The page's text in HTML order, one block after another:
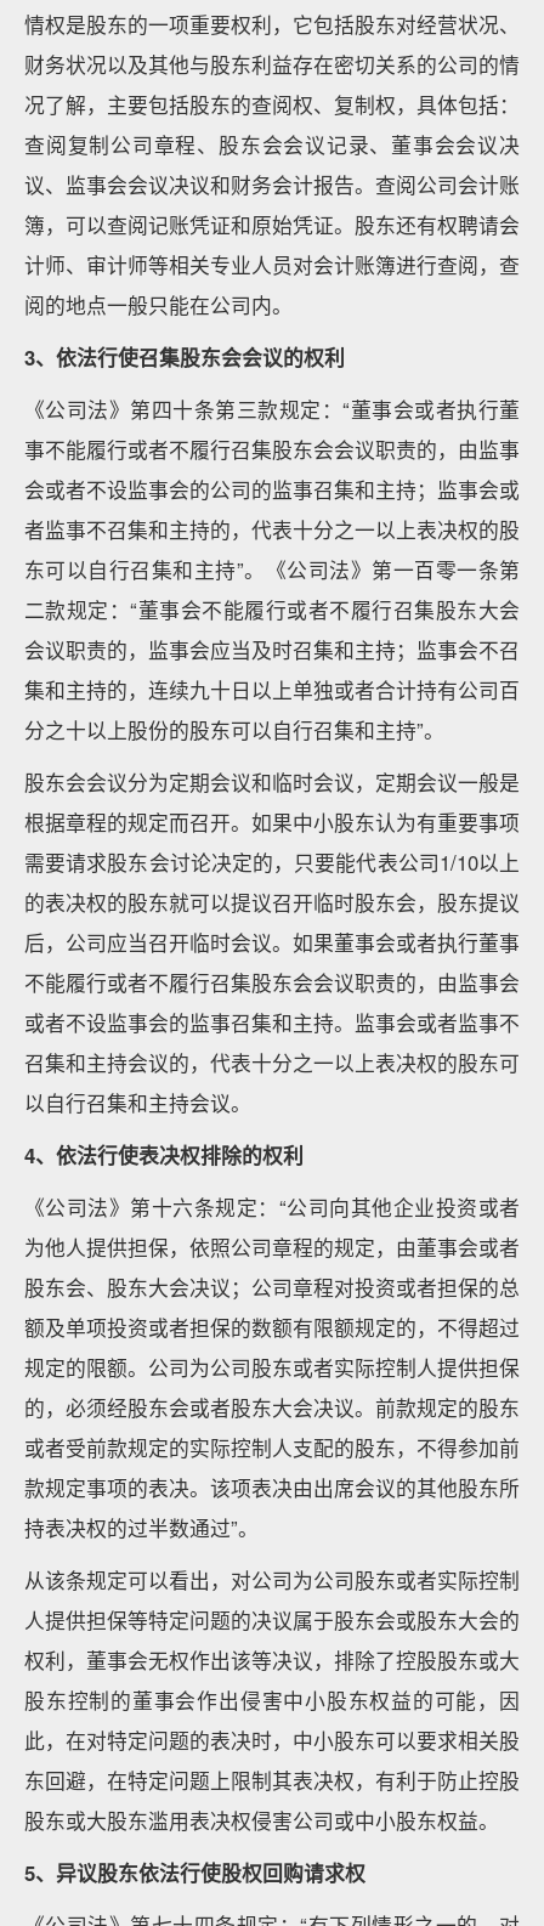
情权是股东的一项重要权利，它包括股东对经营状况、
财务状况以及其他与股东利益存在密切关系的公司的情
况了解，主要包括股东的查阅权、复制权，具体包括：
查阅复制公司章程、股东会会议记录、董事会会议决
议、监事会会议决议和财务会计报告。查阅公司会计账
簿，可以查阅记账凭证和原始凭证。股东还有权聘请会
计师、审计师等相关专业人员对会计账簿进行查阅，查
阅的地点一般只能在公司内。
3、依法行使召集股东会会议的权利
《公司法》第四十条第三款规定：“董事会或者执行董
事不能履行或者不履行召集股东会会议职责的，由监事
会或者不设监事会的公司的监事召集和主持；监事会或
者监事不召集和主持的，代表十分之一以上表决权的股
东可以自行召集和主持”。《公司法》第一百零一条第
二款规定：“董事会不能履行或者不履行召集股东大会
会议职责的，监事会应当及时召集和主持；监事会不召
集和主持的，连续九十日以上单独或者合计持有公司百
分之十以上股份的股东可以自行召集和主持”。
股东会会议分为定期会议和临时会议，定期会议一般是
根据章程的规定而召开。如果中小股东认为有重要事项
需要请求股东会讨论决定的，只要能代表公司1/10以上
的表决权的股东就可以提议召开临时股东会，股东提议
后，公司应当召开临时会议。如果董事会或者执行董事
不能履行或者不履行召集股东会会议职责的，由监事会
或者不设监事会的监事召集和主持。监事会或者监事不
召集和主持会议的，代表十分之一以上表决权的股东可
以自行召集和主持会议。
4、依法行使表决权排除的权利
《公司法》第十六条规定：“公司向其他企业投资或者
为他人提供担保，依照公司章程的规定，由董事会或者
股东会、股东大会决议；公司章程对投资或者担保的总
额及单项投资或者担保的数额有限额规定的，不得超过
规定的限额。公司为公司股东或者实际控制人提供担保
的，必须经股东会或者股东大会决议。前款规定的股东
或者受前款规定的实际控制人支配的股东，不得参加前
款规定事项的表决。该项表决由出席会议的其他股东所
持表决权的过半数通过”。
从该条规定可以看出，对公司为公司股东或者实际控制
人提供担保等特定问题的决议属于股东会或股东大会的
权利，董事会无权作出该等决议，排除了控股股东或大
股东控制的董事会作出侵害中小股东权益的可能，因
此，在对特定问题的表决时，中小股东可以要求相关股
东回避，在特定问题上限制其表决权，有利于防止控股
股东或大股东滥用表决权侵害公司或中小股东权益。
5、异议股东依法行使股权回购请求权